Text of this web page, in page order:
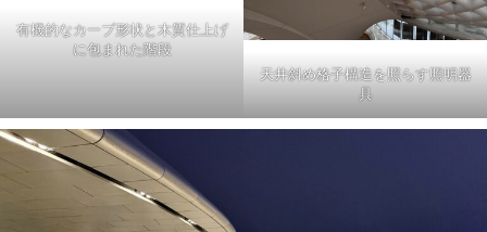
有機的なカーブ形状と木質仕上げ
に包まれた階段
天井斜め格子構造を照らす照明器
具